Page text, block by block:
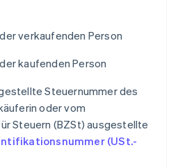
verkaufenden Person
kaufenden Person
Steuernummer des
oder vom
Steuern (BZSt) ausgestellte
(USt.-